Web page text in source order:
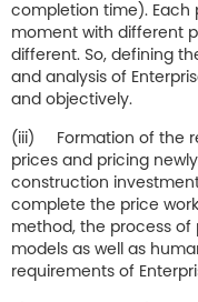
completion time). Each
moment with different
different. So, defining
and analysis of
and objectively.
(iii) Formation of the
prices and pricing
construction
complete the price
method, the process of
models as well as
requirements of